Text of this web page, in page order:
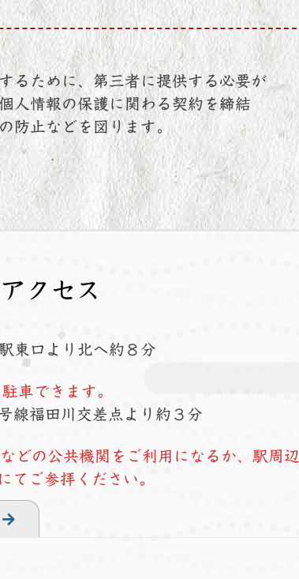
るために、第三者に提供する必要が
人情報の保護に関わる契約を締結
防止などを図ります。
クセス
東口より北へ約８分
車できます。
線福田川交差点より約３分
どの公共機関をご利用になるか、駅周辺
てご参拝ください。